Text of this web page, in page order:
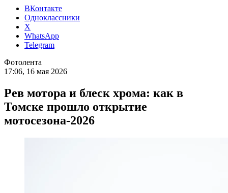
ВКонтакте
Одноклассники
X
WhatsApp
Telegram
Фотолента
17:06, 16 мая 2026
Рев мотора и блеск хрома: как в
Томске прошло открытие
мотосезона-2026